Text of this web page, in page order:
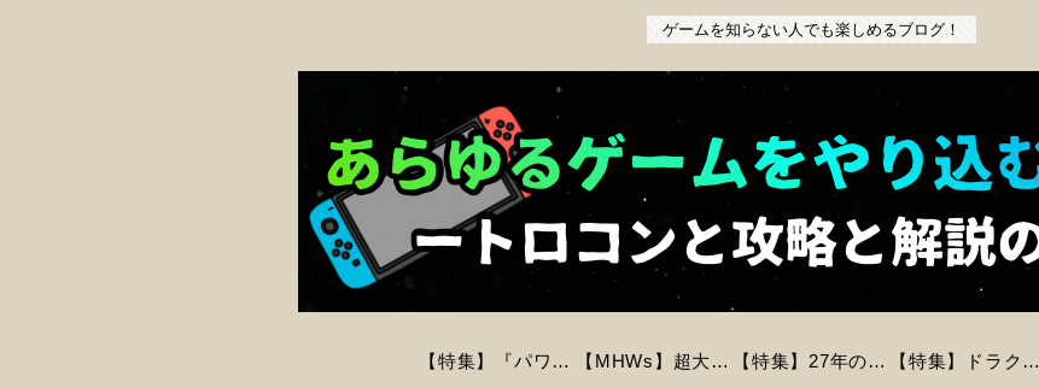
ゲームを知らない人でも楽しめるブログ！
【特集】『パワフルプロ野球2026-2027』前作からの変更点と新モードを徹底解説！初心者も安心の進化とは？ 【MHWs】超大型拡張コンテンツ「アセンダンス」が2027年に登場！全貌と新要素を徹底解説 【特集】27年の時を経てリメイク「バイオハザードREベロニカ」が登場！気になる情報をピックアップ！ 【特集】ドラクエモンスターズ4が今冬に発売決定！登場モンスター数は？判明している情報まとめ